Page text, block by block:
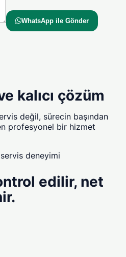
WhatsApp ile Gönder
kalıcı çözüm
değil, sürecin başından
profesyonel bir hizmet
deneyimi
edilir, net